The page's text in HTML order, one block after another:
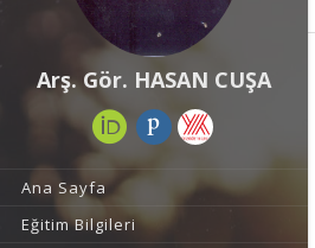
Arş. Gör. HASAN CUŞA
Ana Sayfa
Eğitim Bilgileri